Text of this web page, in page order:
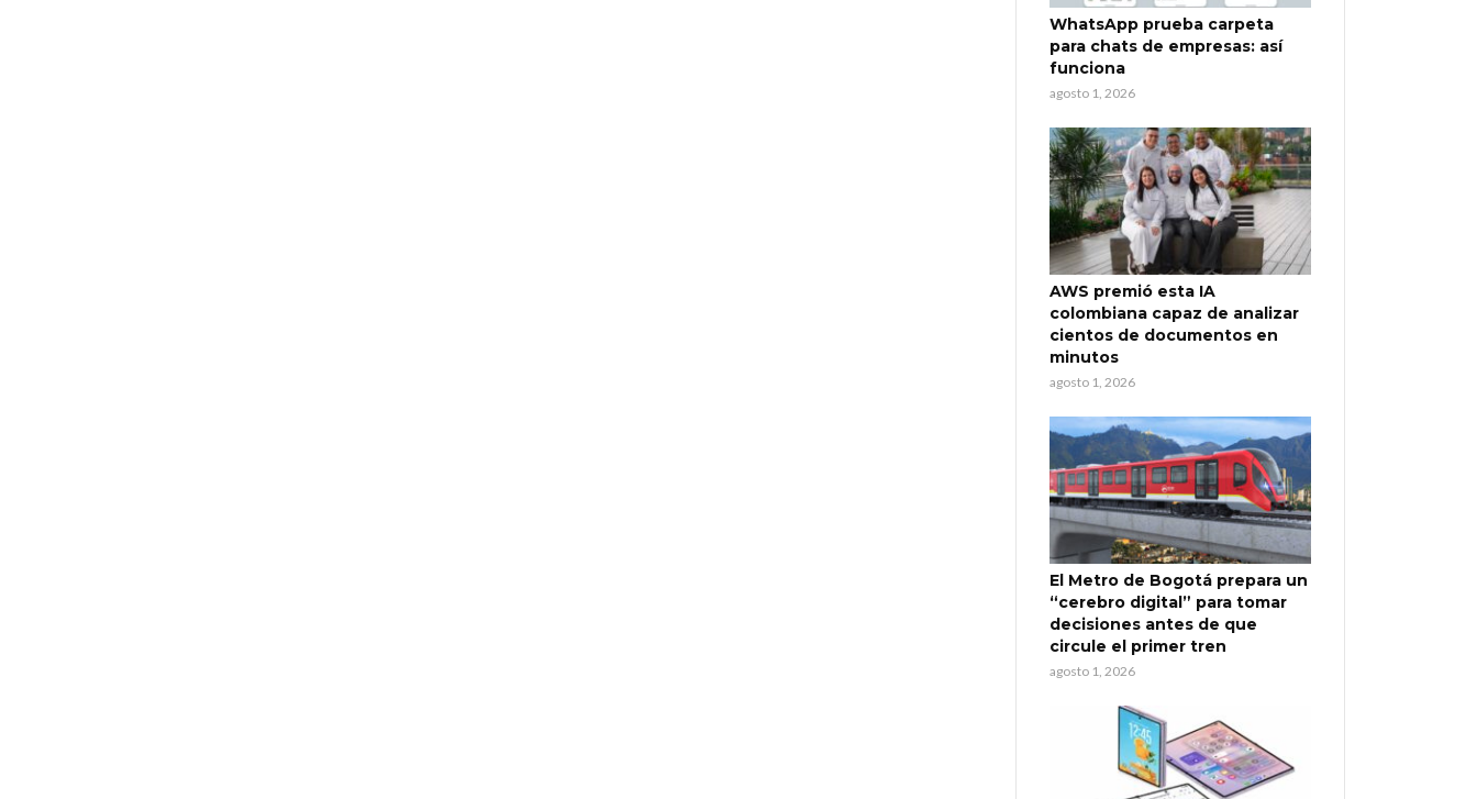
WhatsApp prueba carpeta
para chats de empresas: así
funciona
agosto 1, 2026
AWS premió esta IA
colombiana capaz de analizar
cientos de documentos en
minutos
agosto 1, 2026
El Metro de Bogotá prepara un
“cerebro digital” para tomar
decisiones antes de que
circule el primer tren
agosto 1, 2026